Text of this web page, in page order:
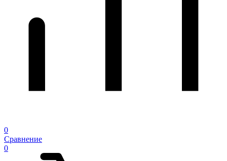
0
Сравнение
0